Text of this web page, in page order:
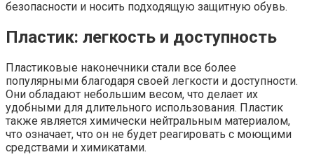
безопасности и носить подходящую защитную обувь.
Пластик: легкость и доступность
Пластиковые наконечники стали все более
популярными благодаря своей легкости и доступности.
Они обладают небольшим весом, что делает их
удобными для длительного использования. Пластик
также является химически нейтральным материалом,
что означает, что он не будет реагировать с моющими
средствами и химикатами.